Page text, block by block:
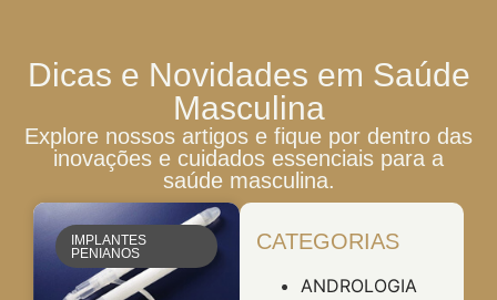
Dicas e Novidades em Saúde
Masculina
Explore nossos artigos e fique por dentro das
inovações e cuidados essenciais para a
saúde masculina.
IMPLANTES
PENIANOS
CATEGORIAS
ANDROLOGIA